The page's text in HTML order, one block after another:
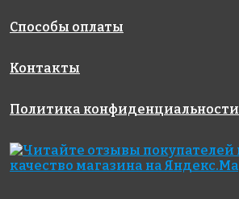
ANTIQUE
5300 руб./м²
Способы оплаты
Контакты
Политика конфиденциальности